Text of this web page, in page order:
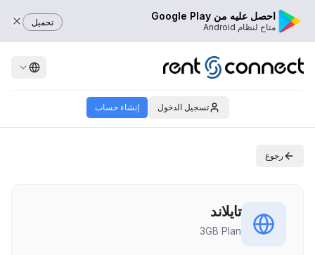
احصل عليه من Google Play
متاح لنظام Android تحميل
تسجيل الدخول إنشاء حساب
رجوع
تايلاند
3GB Plan